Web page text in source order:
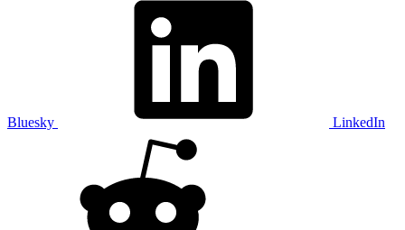
Bluesky LinkedIn